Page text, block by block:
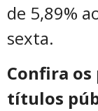
de 5,89%
sexta.
Confira os
títulos